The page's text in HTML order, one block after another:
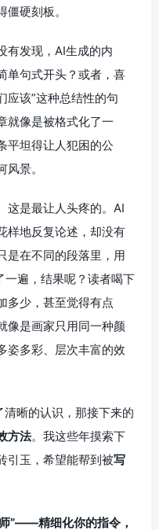
硬刻板。
有发现，AI生成的内
单句式开头？或者，喜
应该”这种总结性的句
就像是被格式化了一
平坦得让人犯困的公
景。
这是最让人头疼的。AI
样地反复论述，却没有
是在不同的段落里，用
一遍，结果呢？读者喝下
多少，甚至觉得有点
像是画家只用同一种颜
姿多彩、层次丰富的效
清晰的认识，那接下来的
方法。我这些年摸索下
引玉，希望能帮到被写
”——精细化你的指令，